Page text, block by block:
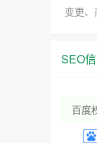
变更、
SEO
百度